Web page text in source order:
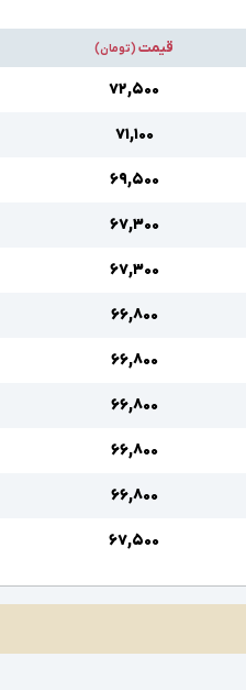
قیمت (تومان)
۷۲,۵۰۰
۷۱,۱۰۰
۶۹,۵۰۰
۶۷,۳۰۰
۶۷,۳۰۰
۶۶,۸۰۰
۶۶,۸۰۰
۶۶,۸۰۰
۶۶,۸۰۰
۶۶,۸۰۰
۶۷,۵۰۰